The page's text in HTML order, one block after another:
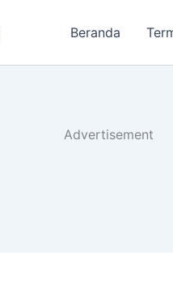
Beranda
Advertisement